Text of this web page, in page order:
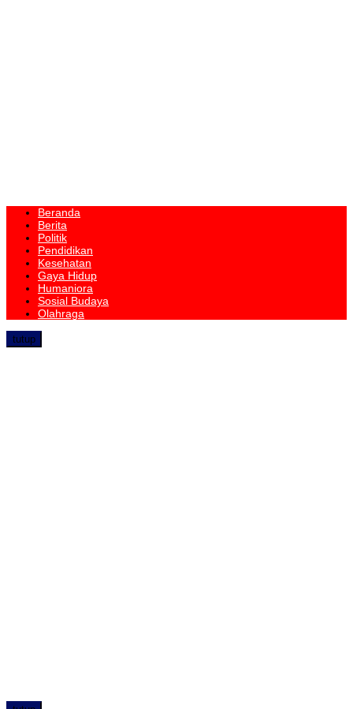
Beranda
Berita
Politik
Pendidikan
Kesehatan
Gaya Hidup
Humaniora
Sosial Budaya
Olahraga
tutup